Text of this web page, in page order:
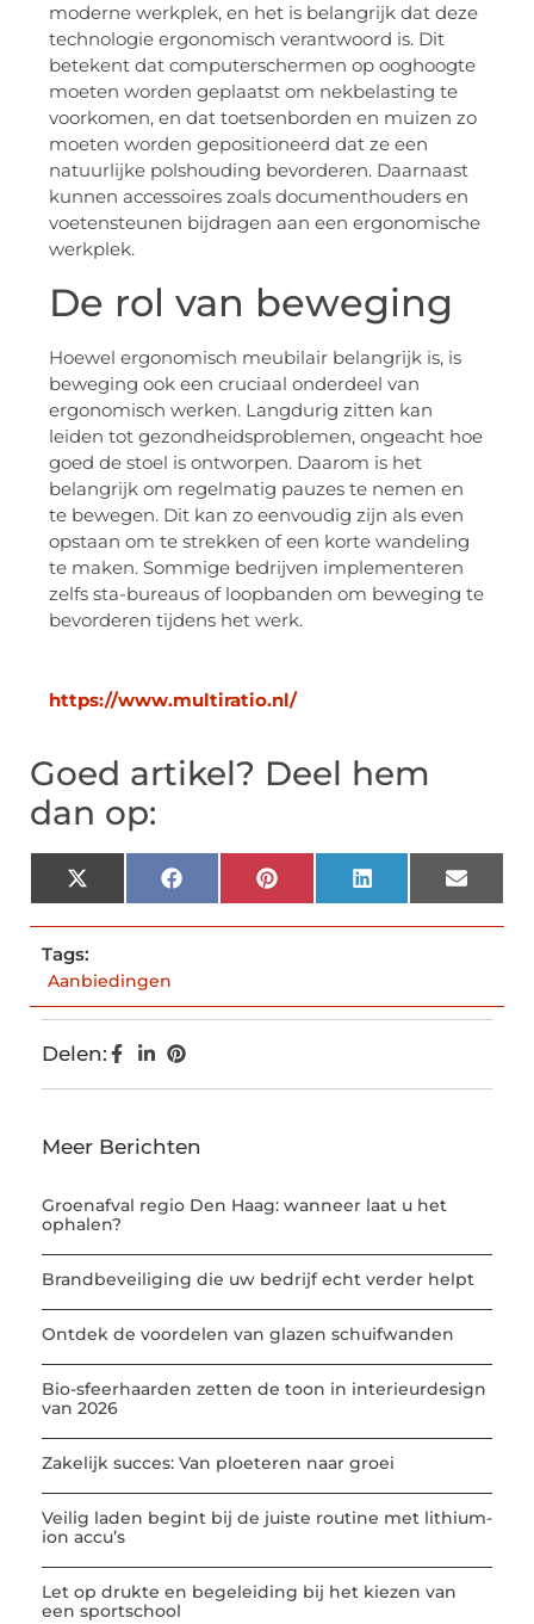
moderne werkplek, en het is belangrijk dat deze
technologie ergonomisch verantwoord is. Dit
betekent dat computerschermen op ooghoogte
moeten worden geplaatst om nekbelasting te
voorkomen, en dat toetsenborden en muizen zo
moeten worden gepositioneerd dat ze een
natuurlijke polshouding bevorderen. Daarnaast
kunnen accessoires zoals documenthouders en
voetensteunen bijdragen aan een ergonomische
werkplek.
De rol van beweging
Hoewel ergonomisch meubilair belangrijk is, is
beweging ook een cruciaal onderdeel van
ergonomisch werken. Langdurig zitten kan
leiden tot gezondheidsproblemen, ongeacht hoe
goed de stoel is ontworpen. Daarom is het
belangrijk om regelmatig pauzes te nemen en
te bewegen. Dit kan zo eenvoudig zijn als even
opstaan om te strekken of een korte wandeling
te maken. Sommige bedrijven implementeren
zelfs sta-bureaus of loopbanden om beweging te
bevorderen tijdens het werk.
https://www.multiratio.nl/
Goed artikel? Deel hem
dan op:
X
(Twitter)
FacebookPinterestLinkedInEmail
Tags:
Aanbiedingen
Delen:
Meer Berichten
Groenafval regio Den Haag: wanneer laat u het
ophalen?
Brandbeveiliging die uw bedrijf echt verder helpt
Ontdek de voordelen van glazen schuifwanden
Bio-sfeerhaarden zetten de toon in interieurdesign
van 2026
Zakelijk succes: Van ploeteren naar groei
Veilig laden begint bij de juiste routine met lithium-
ion accu’s
Let op drukte en begeleiding bij het kiezen van
een sportschool